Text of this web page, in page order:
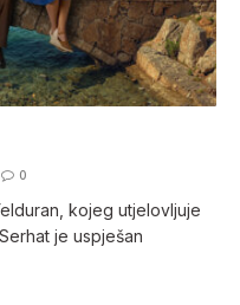
0
kojeg utjelovljuje
je uspješan